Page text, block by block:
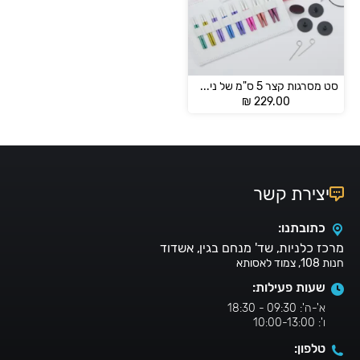
סט מסרגות קצר 5 ס"מ של ניטפרו – 47432
₪ 229.00
יצירת קשר
כתובתנו:
מרכז כלניות, שד' מנחם בגין, אשדוד
חנות 108, צמוד לאסותא
שעות פעילות:
א'-ה': 09:30 - 18:30
ו': 10:00-13:00
טלפון: